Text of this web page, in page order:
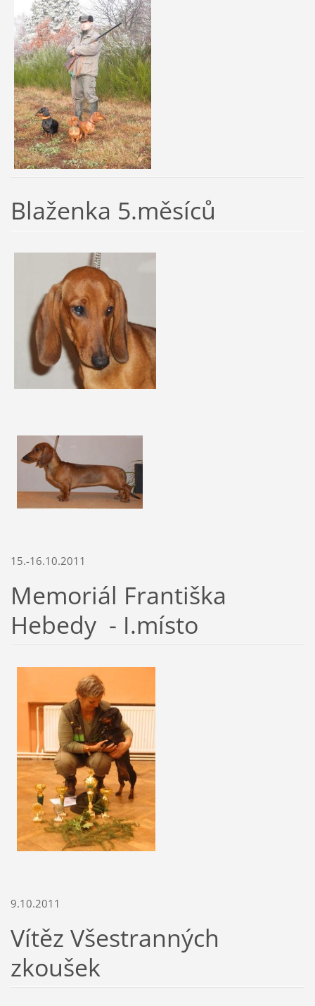
Blaženka 5.měsíců
15.-16.10.2011
Memoriál Františka
Hebedy - I.místo
9.10.2011
Vítěz Všestranných
zkoušek